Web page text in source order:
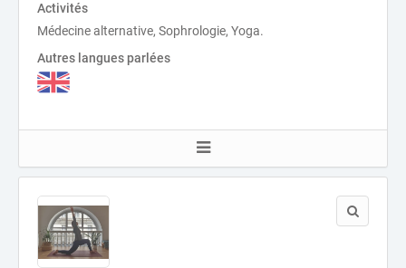
Activités
Médecine alternative, Sophrologie, Yoga.
Autres langues parlées